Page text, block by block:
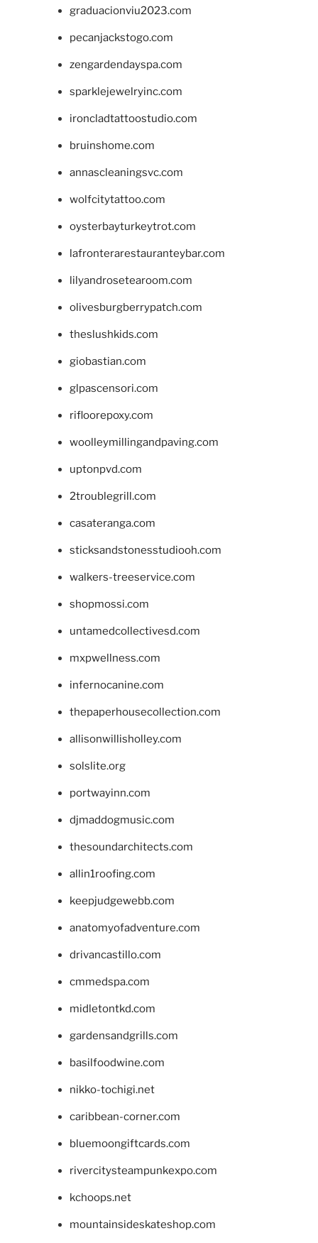
graduacionviu2023.com
pecanjackstogo.com
zengardendayspa.com
sparklejewelryinc.com
ironcladtattoostudio.com
bruinshome.com
annascleaningsvc.com
wolfcitytattoo.com
oysterbayturkeytrot.com
lafronterarestauranteybar.com
lilyandrosetearoom.com
olivesburgberrypatch.com
theslushkids.com
giobastian.com
glpascensori.com
rifloorepoxy.com
woolleymillingandpaving.com
uptonpvd.com
2troublegrill.com
casateranga.com
sticksandstonesstudiooh.com
walkers-treeservice.com
shopmossi.com
untamedcollectivesd.com
mxpwellness.com
infernocanine.com
thepaperhousecollection.com
allisonwillisholley.com
solslite.org
portwayinn.com
djmaddogmusic.com
thesoundarchitects.com
allin1roofing.com
keepjudgewebb.com
anatomyofadventure.com
drivancastillo.com
cmmedspa.com
midletontkd.com
gardensandgrills.com
basilfoodwine.com
nikko-tochigi.net
caribbean-corner.com
bluemoongiftcards.com
rivercitysteampunkexpo.com
kchoops.net
mountainsideskateshop.com